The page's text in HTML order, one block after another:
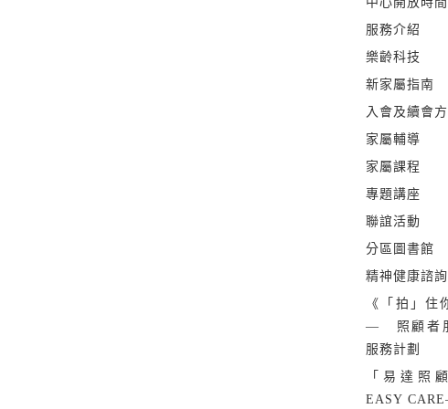
路。 (每年度舉辦2-3 班，詳情
服務介紹
樂齡科技
新家屬指南
入會及續會
家屬輔導
家屬課程
專題講座
聯誼活動
分區圖書館
精神健康諮
《「拍」住
— 照顧者
服務計劃
「易達照
EASY